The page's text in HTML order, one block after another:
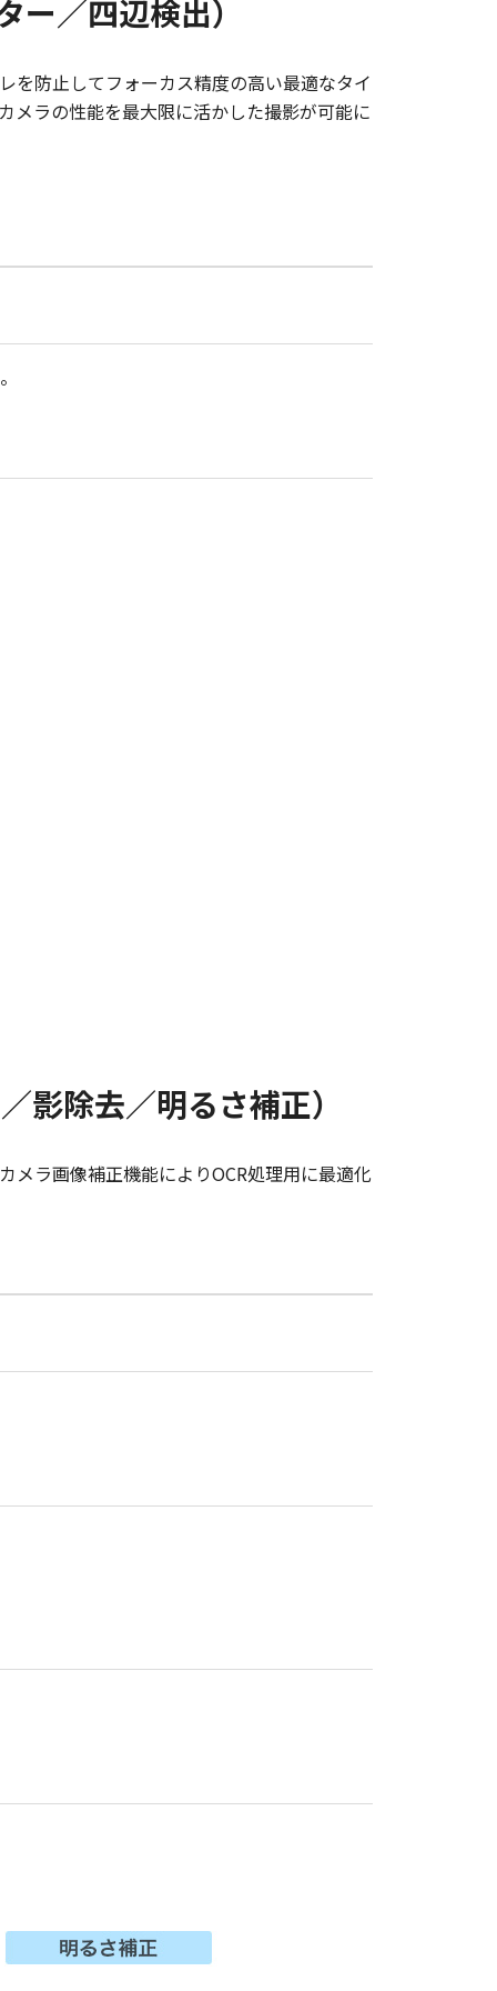
／四辺検出）
を防止してフォーカス精度の高い最適なタイ
メラの性能を最大限に活かした撮影が可能に
影除去／明るさ補正）
メラ画像補正機能によりOCR処理用に最適化